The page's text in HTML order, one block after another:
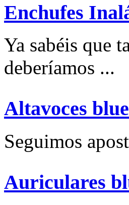
Enchufes
Ya sabéis que
deberíamos ...
Altavoces
Seguimos
Auriculares